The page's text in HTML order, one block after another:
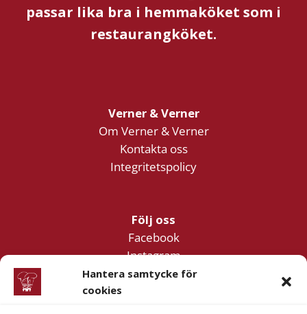
Hantera samtycke för
cookies
passar lika bra i hemmaköket som i
restaurangköket.
Verner & Verner
Om Verner & Verner
Kontakta oss
Integritetspolicy
Följ oss
Facebook
Instagram
YouTube